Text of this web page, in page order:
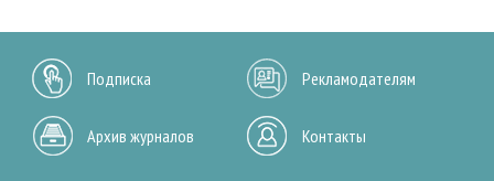
Подписка Рекламодателям
Архив журналов Контакты